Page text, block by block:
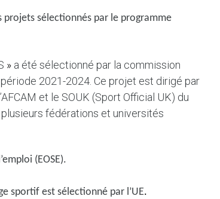
projets sélectionnés par le programme
» a été sélectionné par la commission
2021-2024. Ce projet est dirigé par
et le SOUK (Sport Official UK) du
plusieurs fédérations et universités
(EOSE).
sportif est sélectionné par l’UE.